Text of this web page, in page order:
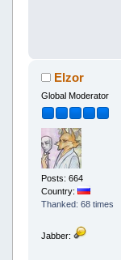
Elzor
Global Moderator
Posts: 664
Country:
Thanked: 68 times
Jabber: